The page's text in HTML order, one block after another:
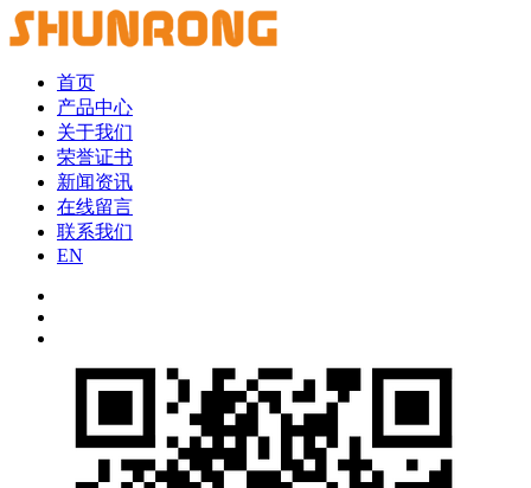
首页
产品中心
关于我们
荣誉证书
新闻资讯
在线留言
联系我们
EN